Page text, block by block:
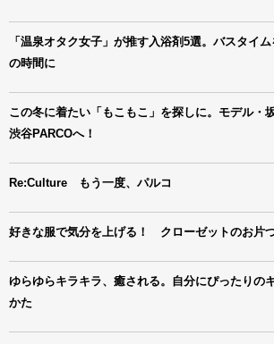
「温泉オタク女子」が推す入浴剤5選。バスタイ
の時間に
この冬に着たい「もこもこ」を探しに。モデル・
渋谷PARCOへ！
Re:Culture もう一度、パルコ
好きな服で気分を上げる！ クローゼットのお片
ゆらゆらキラキラ、癒される。自分にぴったりの
かた